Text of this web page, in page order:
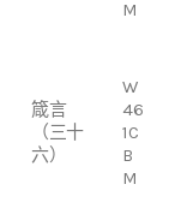
M
箴言
（三十
六）
W
46
1C
B
M